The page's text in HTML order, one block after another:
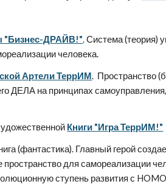
"Бизнес-ДРАЙВ!".Система (теория)
человека.
Артели ТеррИМ. Пространство
ДЕЛА на принципах
Книги "Игра ТеррИМ!"
(фантастика). Главный герой
пространство для самореализации
ступень развития с